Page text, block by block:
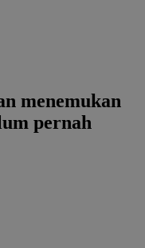
menemukan
pernah